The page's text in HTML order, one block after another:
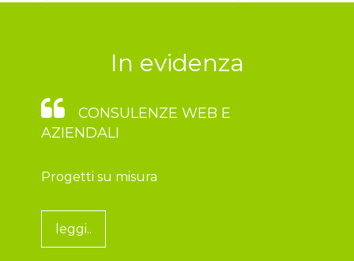
In evidenza
CONSULENZE WEB E
AZIENDALI
Progetti su misura
leggi..